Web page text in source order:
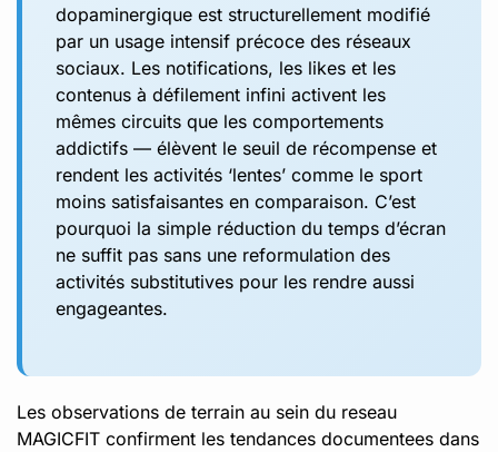
dopaminergique est structurellement modifié
par un usage intensif précoce des réseaux
sociaux. Les notifications, les likes et les
contenus à défilement infini activent les
mêmes circuits que les comportements
addictifs — élèvent le seuil de récompense et
rendent les activités ‘lentes’ comme le sport
moins satisfaisantes en comparaison. C’est
pourquoi la simple réduction du temps d’écran
ne suffit pas sans une reformulation des
activités substitutives pour les rendre aussi
engageantes.
Les observations de terrain au sein du reseau
MAGICFIT confirment les tendances documentees dans